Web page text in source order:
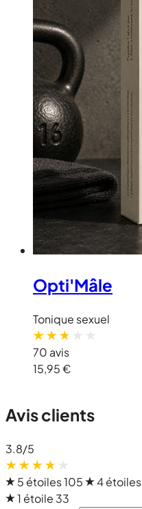
Opti'Mâle
Tonique sexuel
70 avis
15,95 €
Avis clients
3.8/5
5 étoiles105 4 étoiles
1 étoile 33